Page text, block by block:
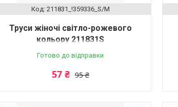
211831_!359336_S/M
Труси жіночі світло-рожевого
кольору 211831S
Готово до відправки
95 ₴
57 ₴